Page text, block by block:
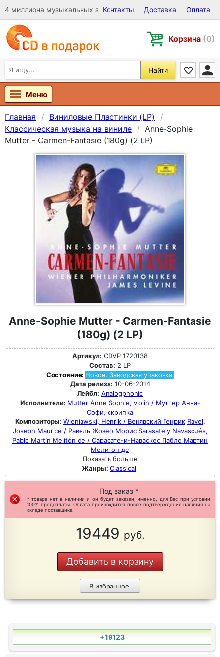
4 миллиона музыкальных записей на Виниле, CD и DVD
Контакты Доставка Оплата
Корзина (0)
Найти
Меню
Главная
Виниловые Пластинки (LP)
Классическая музыка на виниле
Anne-Sophie
Mutter - Carmen-Fantasie (180g) (2 LP)
Anne-Sophie Mutter - Carmen-Fantasie
(180g) (2 LP)
Артикул: CDVP 1720138
Состав: 2 LP
Состояние: Новое. Заводская упаковка.
Дата релиза: 10-06-2014
Лейбл: Analogphonic
Исполнители: Mutter Anne Sophie, violin / Муттер Анна-
Софи, скрипка
Композиторы: Wieniawski, Henrik / Венявский Генрик Ravel,
Joseph Maurice / Равель Жозеф Морис Sarasate y Navascués,
Pablo Martín Melitón de / Сарасате-и-Наваскес Пабло Мартин
Мелитон де
Показать больше
Жанры: Classical
Под заказ *
* товара нет в наличии и он будет заказан, именно, для Вас при условии
100% предоплаты. Оплата производится после подтверждения наличия на
складе поставщика.
19449 руб.
Добавить в корзину
В избранное
+19123